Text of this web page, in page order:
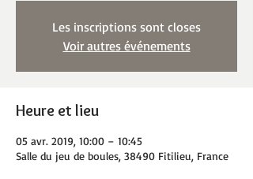
Les inscriptions sont closes
Voir autres événements
Heure et lieu
05 avr. 2019, 10:00 – 10:45
Salle du jeu de boules, 38490 Fitilieu, France